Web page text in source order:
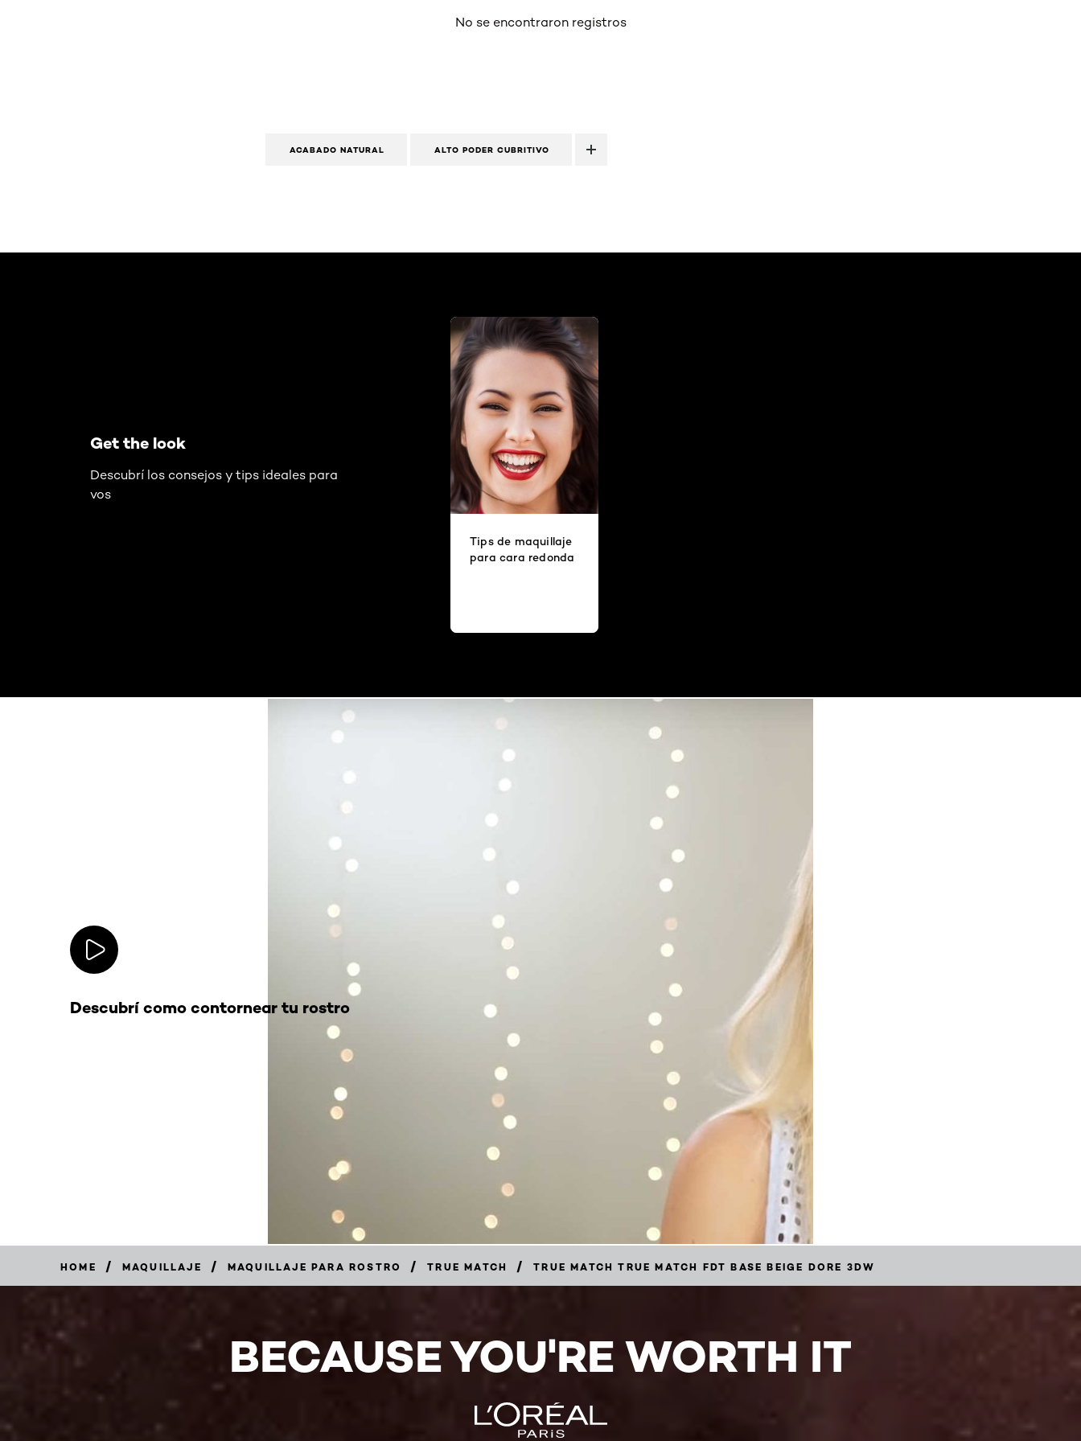
No se encontraron registros
ACABADO NATURAL ALTO PODER CUBRITIVO
Get the look
Descubrí los consejos y tips ideales para
vos
Tips de maquillaje
para cara redonda
Descubrí como contornear tu rostro
HOME / MAQUILLAJE / MAQUILLAJE PARA ROSTRO / TRUE MATCH / TRUE MATCH TRUE MATCH FDT BASE BEIGE DORE 3DW
BECAUSE YOU'RE WORTH IT